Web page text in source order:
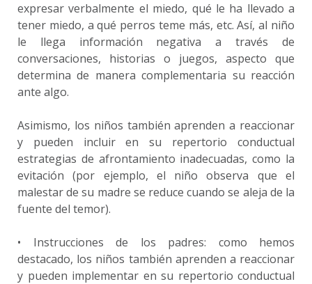
expresar verbalmente el miedo, qué le ha llevado a
tener miedo, a qué perros teme más, etc. Así, al niño
le llega información negativa a través de
conversaciones, historias o juegos, aspecto que
determina de manera complementaria su reacción
ante algo.
Asimismo, los niños también aprenden a reaccionar
y pueden incluir en su repertorio conductual
estrategias de afrontamiento inadecuadas, como la
evitación (por ejemplo, el niño observa que el
malestar de su madre se reduce cuando se aleja de la
fuente del temor).
• Instrucciones de los padres: como hemos
destacado, los niños también aprenden a reaccionar
y pueden implementar en su repertorio conductual